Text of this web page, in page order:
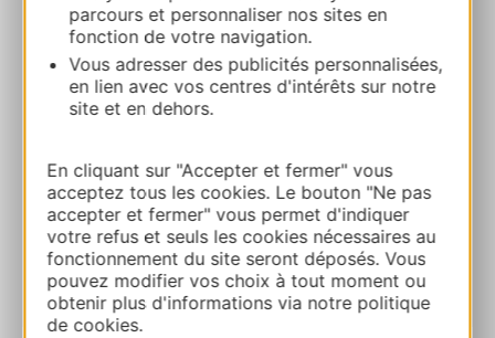
parcours et personnaliser nos sites en
fonction de votre navigation.
Vous adresser des publicités personnalisées,
en lien avec vos centres d'intérêts sur notre
site et en dehors.
En cliquant sur "Accepter et fermer" vous
acceptez tous les cookies. Le bouton "Ne pas
accepter et fermer" vous permet d'indiquer
votre refus et seuls les cookies nécessaires au
fonctionnement du site seront déposés. Vous
pouvez modifier vos choix à tout moment ou
obtenir plus d'informations via notre politique
de cookies.
E-mail
Sito web
Facebook
AGGIUNGI
AL TACCUINO